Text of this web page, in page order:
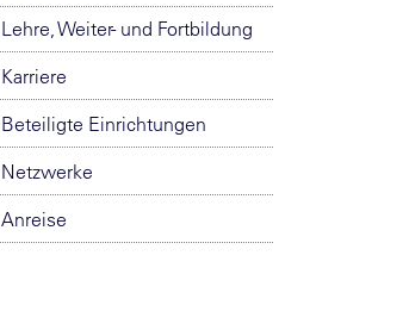
Lehre, Weiter- und Fortbildung
Karriere
Beteiligte Einrichtungen
Netzwerke
Anreise